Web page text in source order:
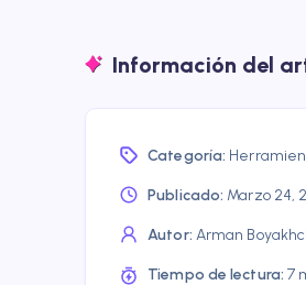
Información del
Categoría:
Publicado: Marzo 24,
Autor: Arman
Tiempo de lectura: 7